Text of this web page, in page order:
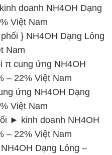
doanh NH4OH Dạng
Việt Nam
} NH4OH Dạng Lỏng
Nam
π cung ứng NH4OH
– 22% Việt Nam
ứng NH4OH Dạng
Việt Nam
► kinh doanh NH4OH
– 22% Việt Nam
Dạng Lỏng –